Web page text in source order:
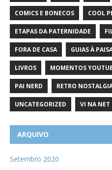
COMICS E BONECOS COOL
ETAPAS DA PATERNIDADE
FORA DE CASA GUIAS À
LIVROS MOMENTOS
PAI NERD RETRO
UNCATEGORIZED VI NA NET
ARQUIVO
Setembro 2020